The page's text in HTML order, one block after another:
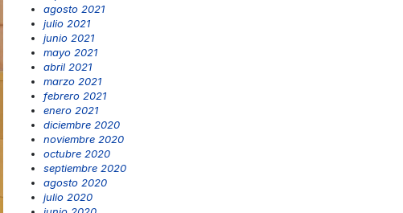
agosto 2021
julio 2021
junio 2021
mayo 2021
abril 2021
marzo 2021
febrero 2021
enero 2021
diciembre 2020
noviembre 2020
octubre 2020
septiembre 2020
agosto 2020
julio 2020